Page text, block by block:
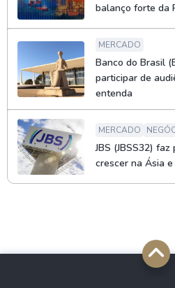
balanço forte da
MERCADO
Banco do Brasil
participar de
entenda
MERCADO
JBS (JBSS32)
crescer na Ásia